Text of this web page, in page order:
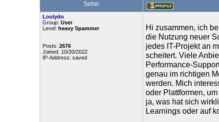
Seller
Loolydo
Group: User
Level: heavy Spammer
Posts: 2676
Joined: 10/20/2022
IP-Address: saved
Hi zusammen, ich
die Nutzung neuer
jedes IT-Projekt an
scheitert. Viele
Performance-
genau im richtigen
werden. Mich
oder Plattformen,
ja, was hat sich
Learnings oder auf